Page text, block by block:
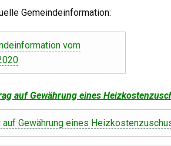
Gemeindeinformation:
vom
auf Gewährung eines
auf Gewährung eines